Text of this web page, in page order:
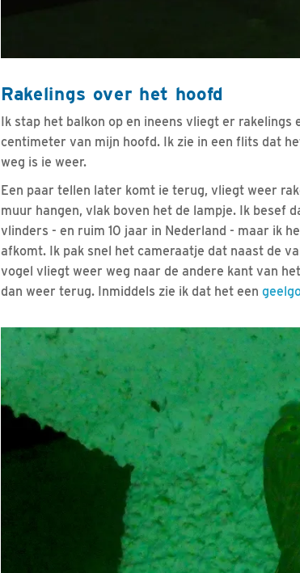
Rakelings over het hoofd
Ik stap het balkon op en ineens vliegt er
centimeter van mijn hoofd. Ik zie in een flits dat
weg is ie weer.
Een paar tellen later komt ie terug, vliegt weer
muur hangen, vlak boven het de lampje. Ik besef
vlinders - en ruim 10 jaar in Nederland - maar ik
afkomt. Ik pak snel het cameraatje dat naast de
vogel vliegt weer weg naar de andere kant van
dan weer terug. Inmiddels zie ik dat het een